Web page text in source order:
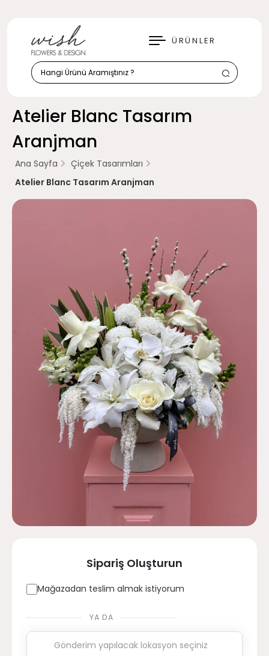
ÜRÜNLER
KAPAT
Atelier Blanc Tasarım
Aranjman
Ana Sayfa
Çiçek Tasarımları
Atelier Blanc Tasarım Aranjman
Sipariş Oluşturun
Mağazadan teslim almak istiyorum
YA DA